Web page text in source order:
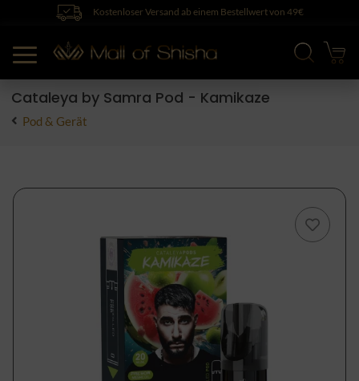
Kostenloser Versand ab einem Bestellwert von 49€
Cataleya by Samra Pod - Kamikaze
Pod & Gerät